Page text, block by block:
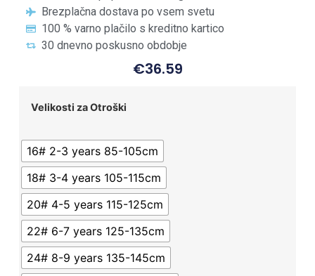
Brezplačna dostava po vsem svetu
100 % varno plačilo s kreditno kartico
30 dnevno poskusno obdobje
€36.59
Velikosti za Otroški
16# 2-3 years 85-105cm
18# 3-4 years 105-115cm
20# 4-5 years 115-125cm
22# 6-7 years 125-135cm
24# 8-9 years 135-145cm